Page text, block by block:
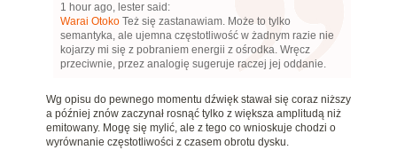
1 hour ago, lester said:
Warai Otoko Też się zastanawiam. Może to tylko
semantyka, ale ujemna częstotliwość w żadnym razie nie
kojarzy mi się z pobraniem energii z ośrodka. Wręcz
przeciwnie, przez analogię sugeruje raczej jej oddanie.
Wg opisu do pewnego momentu dźwięk stawał się coraz niższy
a później znów zaczynał rosnąć tylko z większa amplitudą niż
emitowany. Mogę się mylić, ale z tego co wnioskuje chodzi o
wyrównanie częstotliwości z czasem obrotu dysku.